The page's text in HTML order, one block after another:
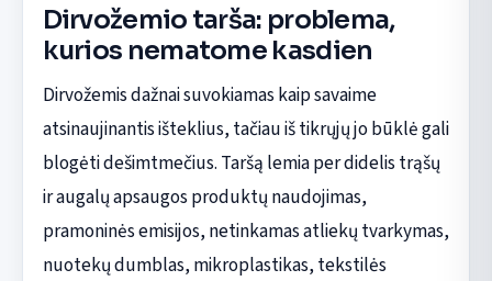
Dirvožemio tarša: problema,
kurios nematome kasdien
Dirvožemis dažnai suvokiamas kaip savaime
atsinaujinantis išteklius, tačiau iš tikrųjų jo būklė gali
blogėti dešimtmečius. Taršą lemia per didelis trąšų
ir augalų apsaugos produktų naudojimas,
pramoninės emisijos, netinkamas atliekų tvarkymas,
nuotekų dumblas, mikroplastikas, tekstilės